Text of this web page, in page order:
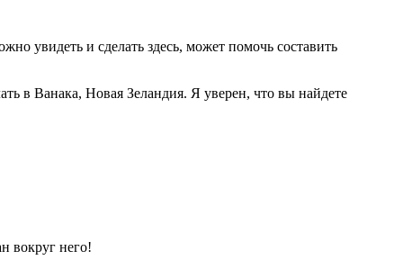
увидеть и сделать здесь, может помочь составить
в Ванака, Новая Зеландия. Я уверен, что вы найдете
вокруг него!